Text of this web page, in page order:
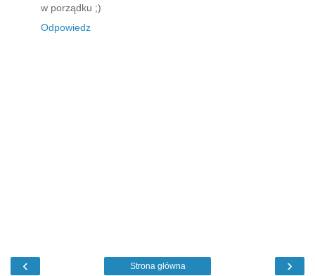
w porządku ;)
Odpowiedz
‹ ›
Strona główna